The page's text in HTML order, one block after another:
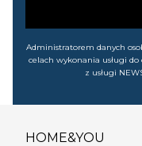
Administratorem danych
celach wykonania usługi
z usługi
HOME&YOU